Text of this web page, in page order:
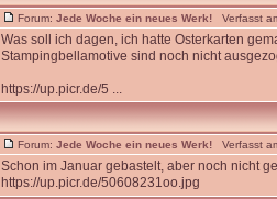
Forum: Jede Woche ein neues Werk! Verfasst
Was soll ich dagen, ich hatte Osterkarten
Stampingbellamotive sind noch nicht
https://up.picr.de/5 ...
Forum: Jede Woche ein neues Werk! Verfasst
Schon im Januar gebastelt, aber noch nicht
https://up.picr.de/50608231oo.jpg